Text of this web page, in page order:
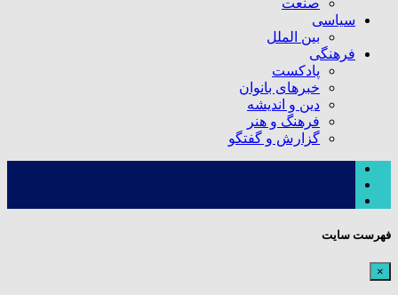
صنعت
سیاسی
بین الملل
فرهنگی
پادکست
خبرهای بانوان
دین و اندیشه
فرهنگ و هنر
گزارش و گفتگو
فهرست سایت
×